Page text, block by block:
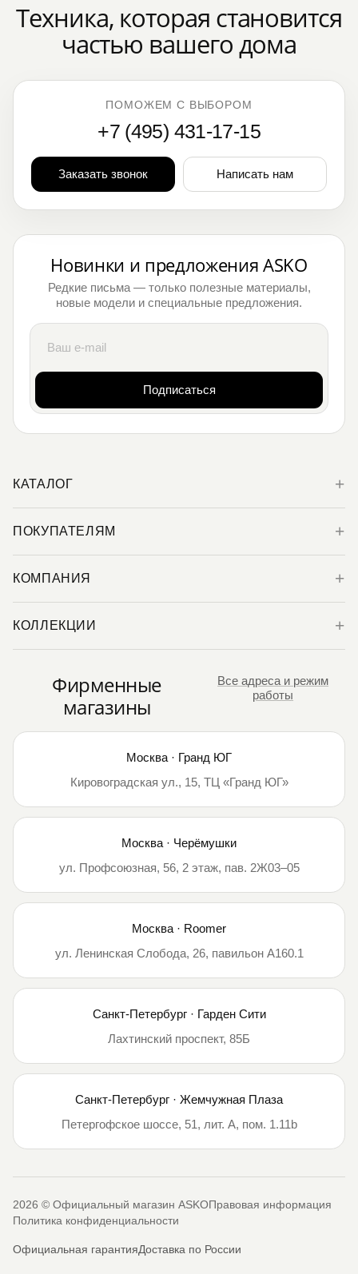
Техника, которая становится
частью вашего дома
ПОМОЖЕМ С ВЫБОРОМ
+7 (495) 431-17-15
Заказать звонок Написать нам
Новинки и предложения ASKO
Редкие письма — только полезные материалы,
новые модели и специальные предложения.
Подписаться
КАТАЛОГ
ПОКУПАТЕЛЯМ
КОМПАНИЯ
КОЛЛЕКЦИИ
Фирменные
магазины
Все адреса и режим
работы
Москва · Гранд ЮГ
Кировоградская ул., 15, ТЦ «Гранд ЮГ»
Москва · Черёмушки
ул. Профсоюзная, 56, 2 этаж, пав. 2Ж03–05
Москва · Roomer
ул. Ленинская Слобода, 26, павильон А160.1
Санкт-Петербург · Гарден Сити
Лахтинский проспект, 85Б
Санкт-Петербург · Жемчужная Плаза
Петергофское шоссе, 51, лит. А, пом. 1.11b
2026 © Официальный магазин ASKOПравовая информация
Политика конфиденциальности
Официальная гарантияДоставка по России